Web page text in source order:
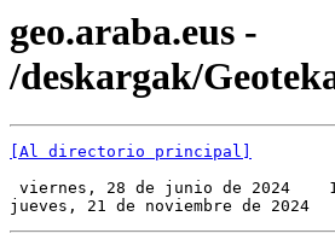
geo.araba.eus -
/deskargak/
[Al directorio principal]
viernes, 28 de junio de 2024
jueves, 21 de noviembre de